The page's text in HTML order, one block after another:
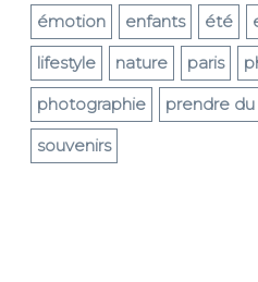
émotion
enfants été
lifestyle
nature paris
photographie
prendre
souvenirs